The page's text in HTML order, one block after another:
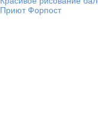
Приют Форпост